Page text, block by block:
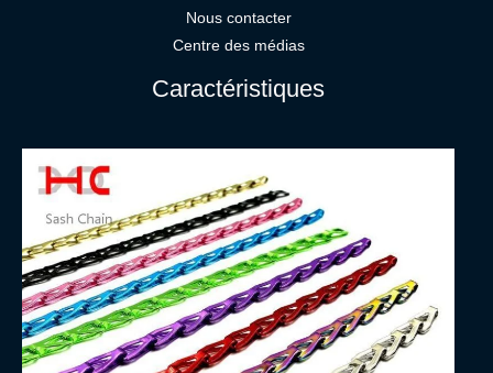
Nous contacter
Centre des médias
Caractéristiques